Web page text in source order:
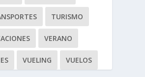
TURISMO
VERANO
VUELING VUELOS